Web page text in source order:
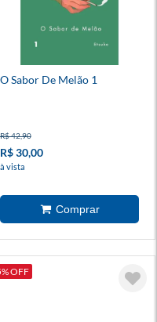
O Sabor De Melão 1
R$ 42,90
R$ 30,00
à vista
OFF